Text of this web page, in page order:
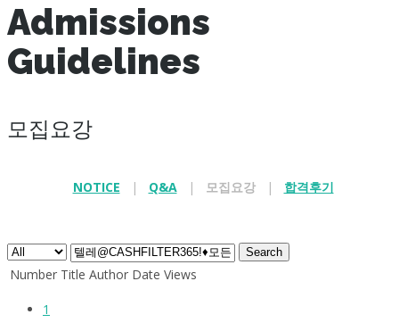
Admissions
Guidelines
모집요강
NOTICE | Q&A | 모집요강 | 합격후기
Search
Number Title Author Date Views
1